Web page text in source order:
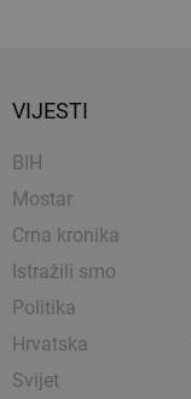
VIJESTI
BIH
Mostar
Crna kronika
Istražili smo
Politika
Hrvatska
Svijet